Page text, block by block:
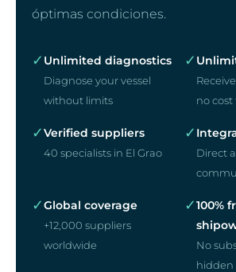
óptimas condiciones.
✓ Unlimited diagnostics
Diagnose your vessel
without limits
✓
no
✓Verified suppliers
40 specialists in El Grao
✓
Direct
✓Global coverage
+12,000 suppliers
worldwide
✓100%
No
hidden